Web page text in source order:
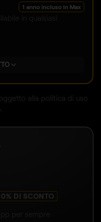
1 anno incluso in Max
alla politica di uso
DI SCONTO